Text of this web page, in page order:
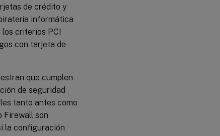
de crédito y
informática
criterios PCI
con tarjeta de
que cumplen
de seguridad
tanto antes como
Firewall son
la configuración